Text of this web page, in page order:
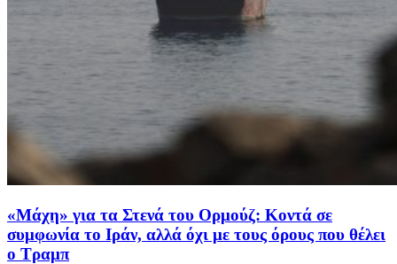
«Μάχη» για τα Στενά του Ορμούζ: Κοντά σε
συμφωνία το Ιράν, αλλά όχι με τους όρους που θέλει
ο Τραμπ